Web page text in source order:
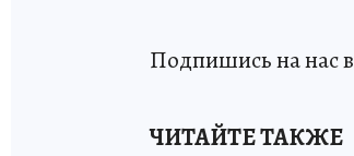
Подпишись на нас в
ЧИТАЙТЕ ТАКЖЕ